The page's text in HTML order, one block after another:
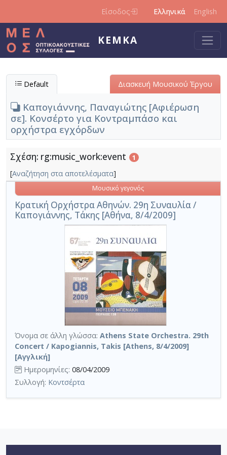
Είσοδος Ελληνικά English
ΚΕΜΚΑ
Default Διασκευή Μουσικού Έργου
Καπογιάννης, Παναγιώτης [Αφιέρωση
σε]. Κονσέρτο για Κοντραμπάσο και
ορχήστρα εγχόρδων
Σχέση: rg:music_work:event 1
[Αναζήτηση στα αποτελέσματα]
Κρατική Ορχήστρα Αθηνών. 29η Συναυλία /
Καπογιάννης, Τάκης [Αθήνα, 8/4/2009]
Μουσικό γεγονός
Όνομα σε άλλη γλώσσα: Athens State Orchestra. 29th
Concert / Kapogiannis, Takis [Athens, 8/4/2009]
[Αγγλική]
Ημερομηνίες: 08/04/2009
Συλλογή: Κοντσέρτα